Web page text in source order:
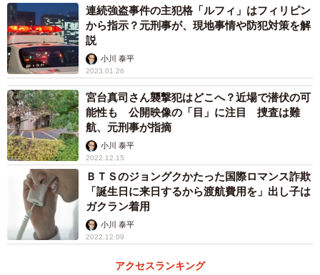
連続強盗事件の主犯格「ルフィ」はフィリピン
から指示？元刑事が、現地事情や防犯対策を解
説
小川 泰平
2023.01.26
宮台真司さん襲撃犯はどこへ？近場で潜伏の可
能性も 公開映像の「目」に注目 捜査は難
航、元刑事が指摘
小川 泰平
2022.12.15
ＢＴＳのジョングクかたった国際ロマンス詐欺
「誕生日に来日するから渡航費用を」出し子は
ガクラン着用
小川 泰平
2022.12.09
アクセスランキング